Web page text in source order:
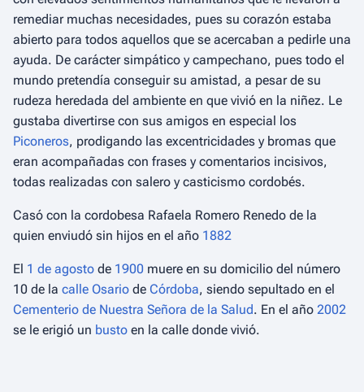
remediar muchas necesidades, pues su corazón estaba
abierto para todos aquellos que se acercaban a pedirle una
ayuda. De carácter simpático y campechano, pues todo el
mundo pretendía conseguir su amistad, a pesar de su
rudeza heredada del ambiente en que vivió en la niñez. Le
gustaba divertirse con sus amigos en especial los
Piconeros, prodigando las excentricidades y bromas que
eran acompañadas con frases y comentarios incisivos,
todas realizadas con salero y casticismo cordobés.
Casó con la cordobesa Rafaela Romero Renedo de la
quien enviudó sin hijos en el año 1882
El 1 de agosto de 1900 muere en su domicilio del número
10 de la calle Osario de Córdoba, siendo sepultado en el
Cementerio de Nuestra Señora de la Salud. En el año 2002
se le erigió un busto en la calle donde vivió.